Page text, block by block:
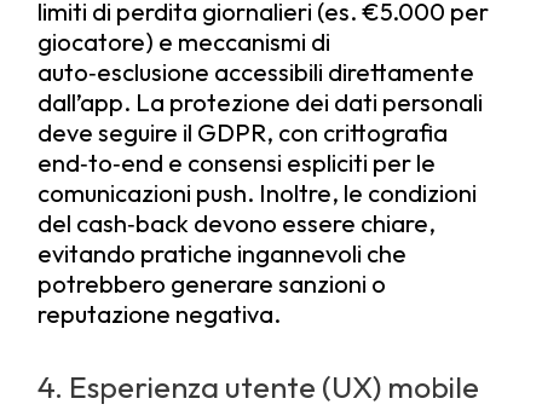
limiti di perdita giornalieri (es. €5.000 per
giocatore) e meccanismi di
auto‑esclusione accessibili direttamente
dall’app. La protezione dei dati personali
deve seguire il GDPR, con crittografia
end‑to‑end e consensi espliciti per le
comunicazioni push. Inoltre, le condizioni
del cash‑back devono essere chiare,
evitando pratiche ingannevoli che
potrebbero generare sanzioni o
reputazione negativa.
4. Esperienza utente (UX) mobile